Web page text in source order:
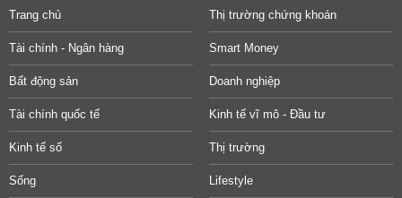
Trang chủ Thị trường chứng khoán
Tài chính - Ngân hàng Smart Money
Bất động sản Doanh nghiệp
Tài chính quốc tế Kinh tế vĩ mô - Đầu tư
Kinh tế số Thị trường
Sống Lifestyle